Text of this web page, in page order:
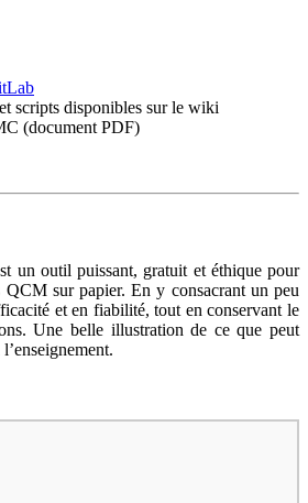
scripts disponibles sur le wiki
(document PDF)
un outil puissant, gratuit et éthique pour
QCM sur papier. En y consacrant un peu
et en fiabilité, tout en conservant le
Une belle illustration de ce que peut